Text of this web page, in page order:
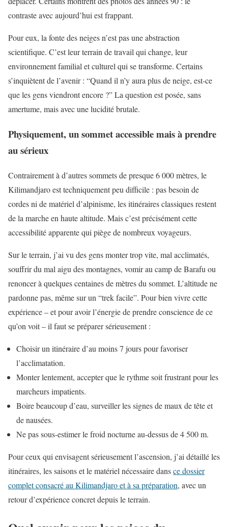
contraste avec aujourd’hui est frappant.
Pour eux, la fonte des neiges n’est pas une abstraction
scientifique. C’est leur terrain de travail qui change, leur
environnement familial et culturel qui se transforme. Certains
s’inquiètent de l’avenir : “Quand il n’y aura plus de neige, est-ce
que les gens viendront encore ?” La question est posée, sans
amertume, mais avec une lucidité brutale.
Physiquement, un sommet accessible mais à prendre
au sérieux
Contrairement à d’autres sommets de presque 6 000 mètres, le
Kilimandjaro est techniquement peu difficile : pas besoin de
cordes ni de matériel d’alpinisme, les itinéraires classiques restent
de la marche en haute altitude. Mais c’est précisément cette
accessibilité apparente qui piège de nombreux voyageurs.
Sur le terrain, j’ai vu des gens monter trop vite, mal acclimatés,
souffrir du mal aigu des montagnes, vomir au camp de Barafu ou
renoncer à quelques centaines de mètres du sommet. L’altitude ne
pardonne pas, même sur un “trek facile”. Pour bien vivre cette
expérience – et pour avoir l’énergie de prendre conscience de ce
qu’on voit – il faut se préparer sérieusement :
Choisir un itinéraire d’au moins 7 jours pour favoriser
l’acclimatation.
Monter lentement, accepter que le rythme soit frustrant pour les
marcheurs impatients.
Boire beaucoup d’eau, surveiller les signes de maux de tête et
de nausées.
Ne pas sous-estimer le froid nocturne au-dessus de 4 500 m.
Pour ceux qui envisagent sérieusement l’ascension, j’ai détaillé les
itinéraires, les saisons et le matériel nécessaire dansce dossier
complet consacré au Kilimandjaro et à sa préparation, avec un
retour d’expérience concret depuis le terrain.